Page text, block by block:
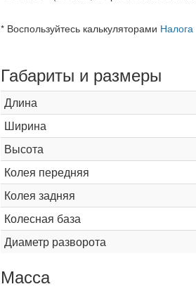
* Воспользуйтесь калькуляторами Налога
Габариты и размеры
Длина
Ширина
Высота
Колея передняя
Колея задняя
Колесная база
Диаметр разворота
Масса